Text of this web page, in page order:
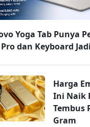
Yoga Tab Punya
dan Keyboard
Harga
Ini Naik
Tembus
Gram